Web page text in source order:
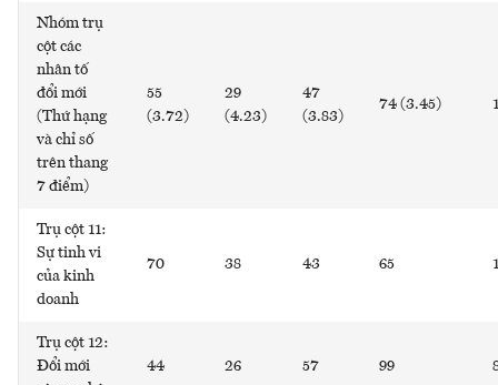
Nhóm trụ
cột các
nhân tố
đổi mới
(Thứ hạng
và chỉ số
trên thang
7 điểm)
55
(3.72)
29
(4.23)
47
(3.83)
74 (3.45)
Trụ cột 11:
Sự tinh vi
của kinh
doanh
70 38 43 65
Trụ cột 12:
Đổi mới
44 26 57 99